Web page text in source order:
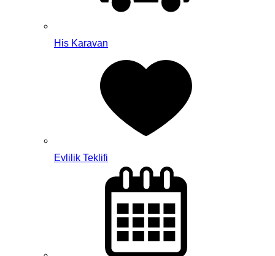
His Karavan
Evlilik Teklifi